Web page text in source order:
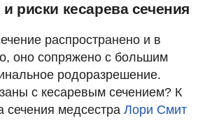
риски кесарева сечения
распространено и в
оно сопряжено с большим
родоразрешение.
с кесаревым сечением? К
сечения медсестра Лори Смит